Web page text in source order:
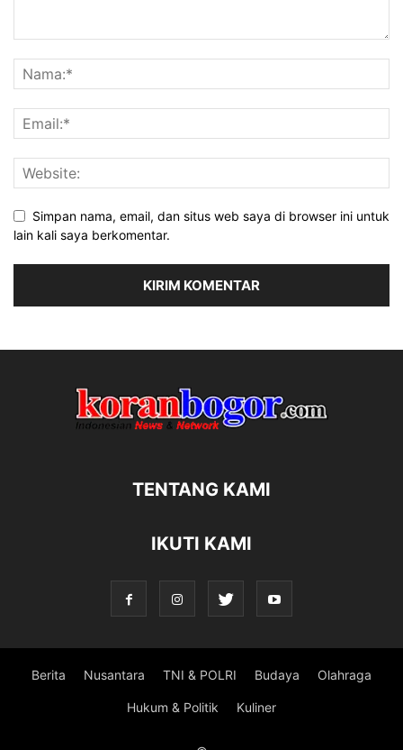
Simpan nama, email, dan situs web saya di browser ini untuk
lain kali saya berkomentar.
TENTANG KAMI
IKUTI KAMI
Berita Nusantara TNI & POLRI Budaya Olahraga
Hukum & Politik Kuliner